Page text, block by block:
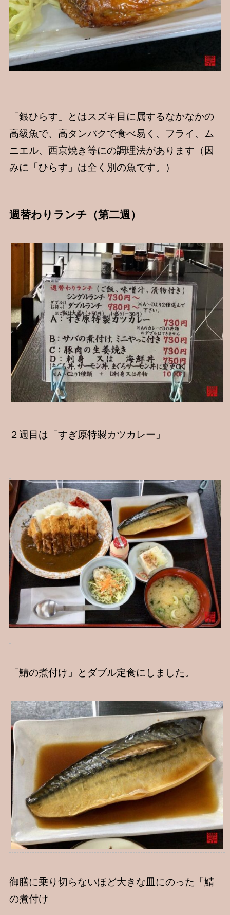
「銀ひらす」とはスズキ目に属するなかなかの
高級魚で、高タンパクで食べ易く、フライ、ム
ニエル、西京焼き等にの調理法があります（因
みに「ひらす」は全く別の魚です。）
週替わりランチ（第二週）
２週目は「すぎ原特製カツカレー」
「鯖の煮付け」とダブル定食にしました。
御膳に乗り切らないほど大きな皿にのった「鯖
の煮付け」